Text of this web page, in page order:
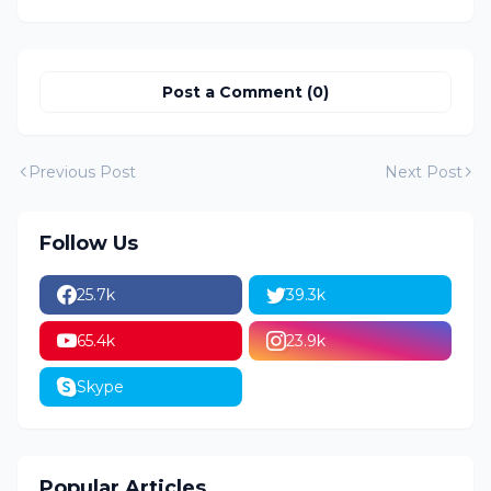
Post a Comment (0)
Previous Post Next Post
Follow Us
25.7k 39.3k
65.4k 23.9k
Skype